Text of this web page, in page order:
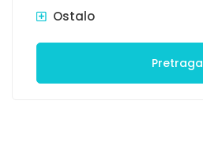
Ostalo
Pretraga